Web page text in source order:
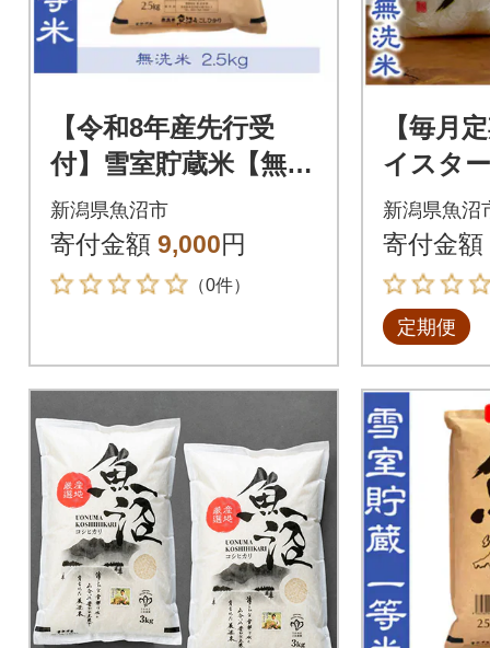
【令和8年産先行受
付】雪室貯蔵米【無洗
米】お米マイスター
厳選1等米 魚沼産コ
シヒカリ 2.5kg
新潟県魚沼市
寄付金額 9,000円
（0件）
【毎月
イスタ
コシヒ
g全3回
新潟県魚沼
寄付金額
定期便